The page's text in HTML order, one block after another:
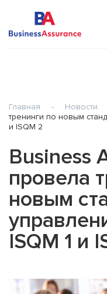
Главная - Новости
тренинги по новым
и ISQM 2
Business
провела
новым
ISQM 1 и